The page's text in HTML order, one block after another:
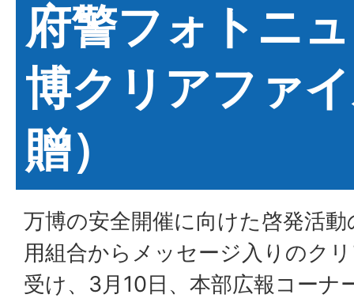
府警フォトニ
博クリアファ
贈）
万博の安全開催に向けた啓発活
用組合からメッセージ入りのク
受け、3月10日、本部広報コーナ